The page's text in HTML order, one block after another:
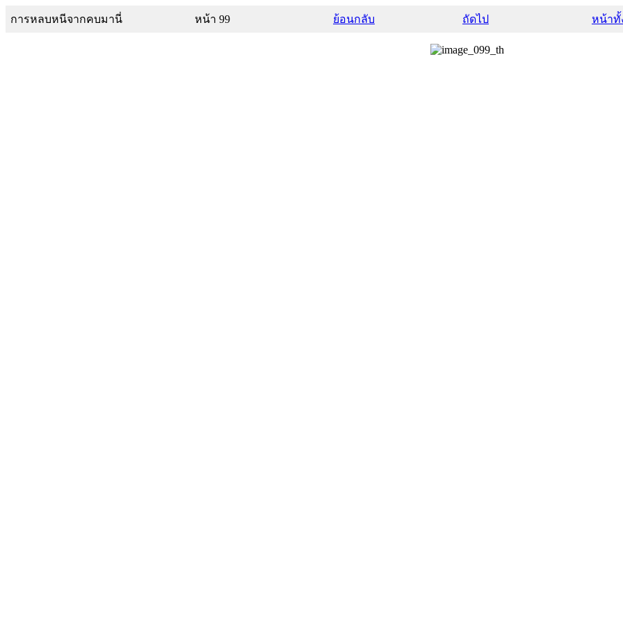
การหลบหนีจากคบมานี่ หน้า 99 ย้อนกลับ ถัดไป หน้าทั้